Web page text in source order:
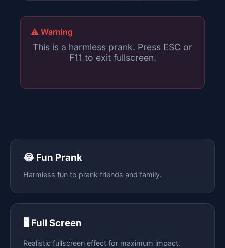
⚠️ Warning
This is a harmless prank. Press ESC or
F11 to exit fullscreen.
😂 Fun Prank
Harmless fun to prank friends and family.
🖥️ Full Screen
Realistic fullscreen effect for maximum impact.